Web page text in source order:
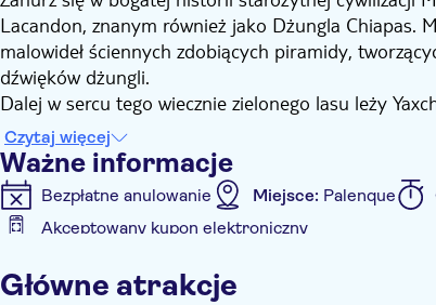
Lacandon, znanym również jako Dżungla Chiapas.
malowideł ściennych zdobiących piramidy,
dźwięków dżungli.
Dalej w sercu tego wiecznie zielonego lasu leży
wspaniałe miejsce słynie ze sztuki rzeźbiarskiej,
Majów. Co wyjątkowe, Majowie zbudowali swoje
dodaje uroku temu historycznemu klejnotowi.
Te dwa miejsca oferują fascynujący wgląd w
bezproblemowo. Podczas eksploracji tych
Czytaj więcej
Ważne informacje
Bezpłatne anulowanie Miejsce: Palenque
Akceptowany kupon elektroniczny
Natychmiastowe potwierdzenie
Główne atrakcje